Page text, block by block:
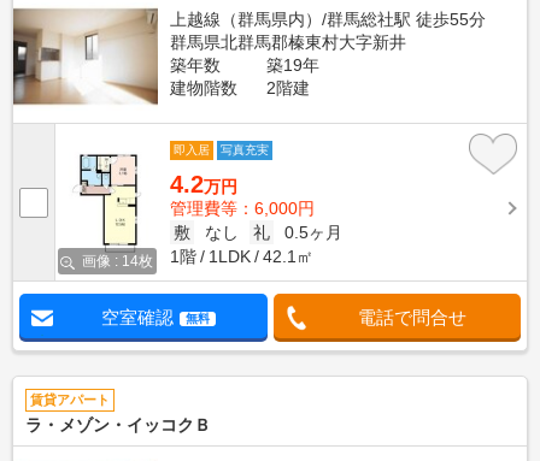
上越線（群馬県内）/群馬総社駅 徒歩55分
群馬県北群馬郡榛東村大字新井
築年数
築19年
建物階数
2階建
画像 : 14枚
即入居 写真充実
4.2万円
管理費等：6,000円
敷
なし 礼
0.5ヶ月
1階
1LDK 42.1㎡
空室確認 無料 電話で問合せ
賃貸アパート
ラ・メゾン・イッコクＢ